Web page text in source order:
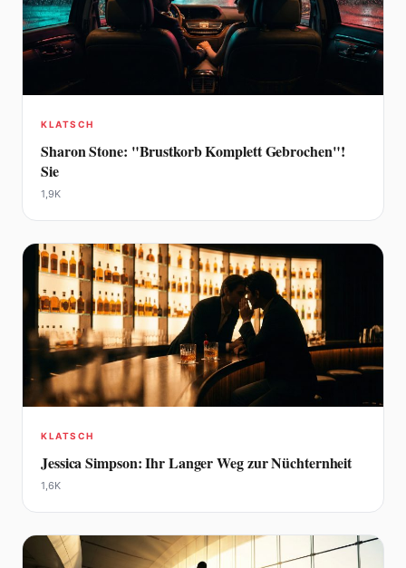
KLATSCH
Sharon Stone: "Brustkorb Komplett Gebrochen"!
Sie
1,9K
KLATSCH
Jessica Simpson: Ihr Langer Weg zur Nüchternheit
1,6K